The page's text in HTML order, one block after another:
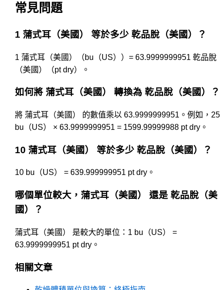
常見問題
1 蒲式耳（美國） 等於多少 乾品脫（美國）？
1 蒲式耳（美國）（bu（US））= 63.9999999951 乾品脫
（美國）（pt dry）。
如何將 蒲式耳（美國） 轉換為 乾品脫（美國）？
將 蒲式耳（美國） 的數值乘以 63.9999999951。例如，25
bu（US） × 63.9999999951 = 1599.99999988 pt dry。
10 蒲式耳（美國） 等於多少 乾品脫（美國）？
10 bu（US） = 639.999999951 pt dry。
哪個單位較大，蒲式耳（美國） 還是 乾品脫（美
國）？
蒲式耳（美國） 是較大的單位：1 bu（US） =
63.9999999951 pt dry。
相關文章